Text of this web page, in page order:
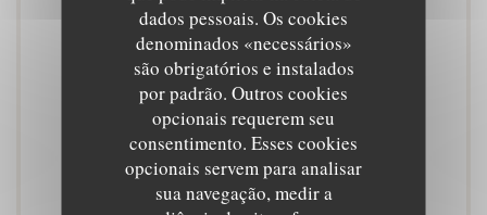
dados pessoais. Os cookies
denominados «necessários»
são obrigatórios e instalados
por padrão. Outros cookies
opcionais requerem seu
consentimento. Esses cookies
opcionais servem para analisar
sua navegação, medir a
Serviços
Privatização, Esplanada
Métodos de pagamento